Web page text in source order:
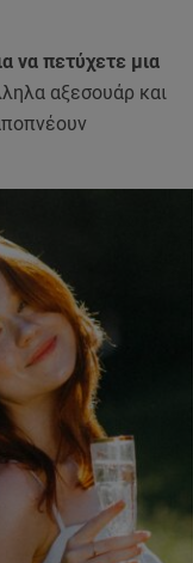
να πετύχετε μια
αξεσουάρ και